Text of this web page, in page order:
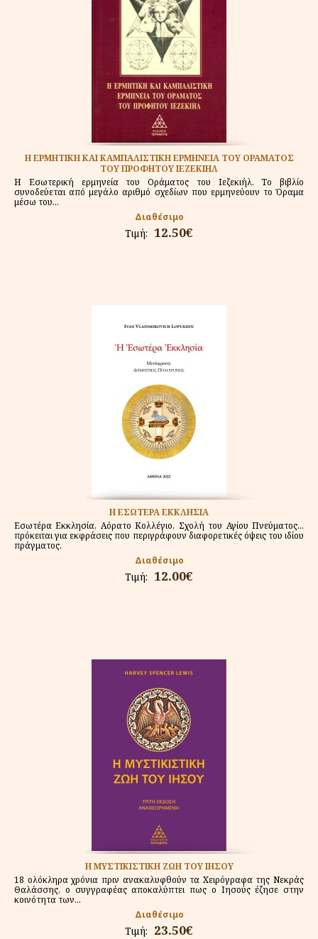
Η ΕΡΜΗΤΙΚΗ ΚΑΙ ΚΑΜΠΑΛΙΣΤΙΚΗ ΕΡΜΗΝΕΙΑ ΤΟΥ ΟΡΑΜΑΤΟΣ
ΤΟΥ ΠΡΟΦΗΤΟΥ ΙΕΖΕΚΙΗΛ
Η Εσωτερική ερμηνεία του Οράματος του Ιεζεκιήλ. Το βιβλίο
συνοδεύεται από μεγάλο αριθμό σχεδίων που ερμηνεύουν το Όραμα
μέσω του...
Διαθέσιμο
Τιμή: 12.50€
Η ΕΣΩΤΕΡΑ ΕΚΚΛΗΣΙΑ
Εσωτέρα Εκκλησία, Αόρατο Κολλέγιο, Σχολή του Αγίου Πνεύματος...
πρόκειται για εκφράσεις που περιγράφουν διαφορετικές όψεις του ιδίου
πράγματος.
Διαθέσιμο
Τιμή: 12.00€
Η ΜΥΣΤΙΚΙΣΤΙΚΗ ΖΩΗ ΤΟΥ ΙΗΣΟΥ
18 ολόκληρα χρόνια πριν ανακαλυφθούν τα Χειρόγραφα της Νεκράς
Θαλάσσης, ο συγγραφέας αποκαλύπτει πως ο Ιησούς έζησε στην
κοινότητα των...
Διαθέσιμο
Τιμή: 23.50€